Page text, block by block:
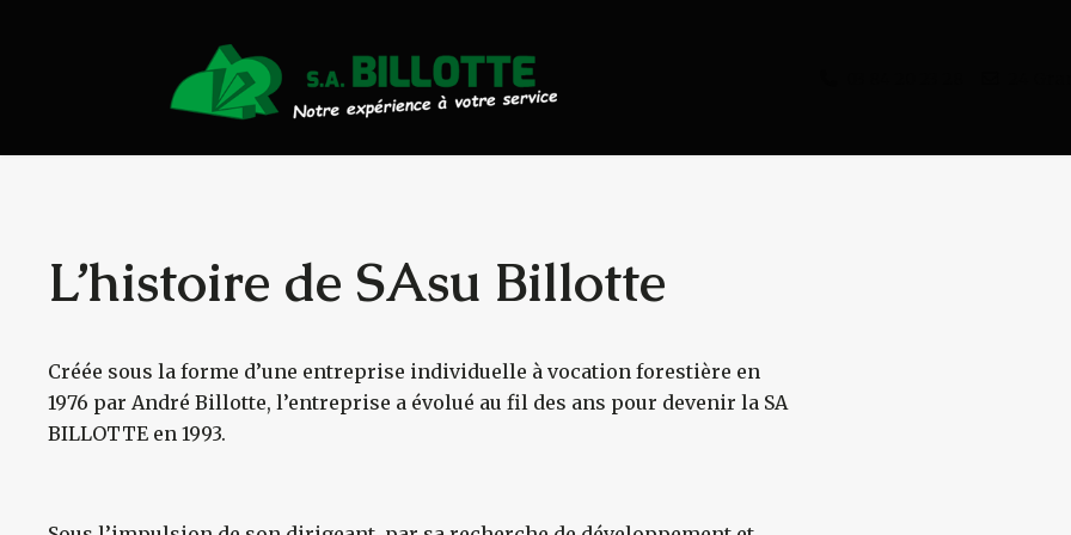
Travaux Publics
Travaux Forestiers
Traitement de Déchets Bois
L’histoire de SAsu Billotte
Créée sous la forme d’une entreprise individuelle à vocation forestière en
1976 par André Billotte, l’entreprise a évolué au fil des ans pour devenir la SA
BILLOTTE en 1993.